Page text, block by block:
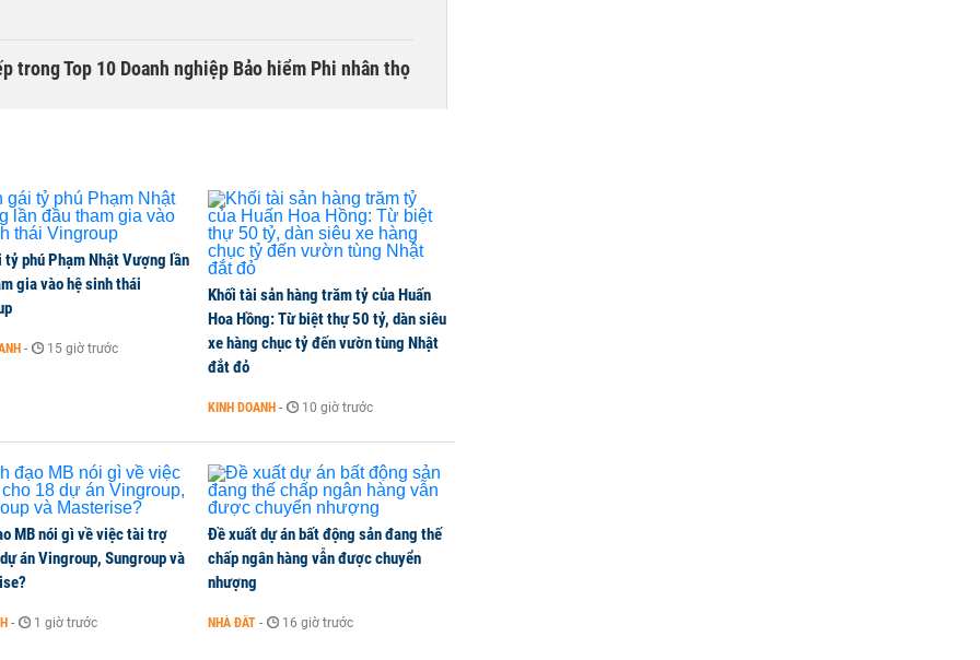
trong Top 10 Doanh nghiệp Bảo hiểm Phi nhân thọ
tỷ phú Phạm Nhật Vượng lần
gia vào hệ sinh thái
- 15 giờ trước
Khối tài sản hàng trăm tỷ của Huấn
Hoa Hồng: Từ biệt thự 50 tỷ, dàn siêu
xe hàng chục tỷ đến vườn tùng Nhật
đắt đỏ
KINH DOANH - 10 giờ trước
MB nói gì về việc tài trợ
án Vingroup, Sungroup và
- 1 giờ trước
Đề xuất dự án bất động sản đang thế
chấp ngân hàng vẫn được chuyển
nhượng
NHÀ ĐẤT - 16 giờ trước